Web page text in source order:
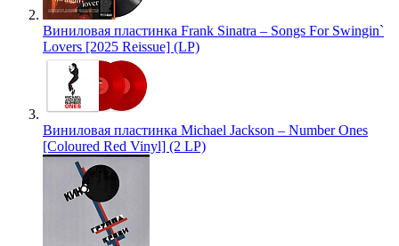
Виниловая пластинка Frank Sinatra – Songs For Swingin`
Lovers [2025 Reissue] (LP)
Виниловая пластинка Michael Jackson – Number Ones
[Coloured Red Vinyl] (2 LP)